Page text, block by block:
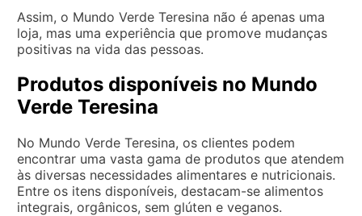
Assim, o Mundo Verde Teresina não é apenas uma
loja, mas uma experiência que promove mudanças
positivas na vida das pessoas.
Produtos disponíveis no Mundo
Verde Teresina
No Mundo Verde Teresina, os clientes podem
encontrar uma vasta gama de produtos que atendem
às diversas necessidades alimentares e nutricionais.
Entre os itens disponíveis, destacam-se alimentos
integrais, orgânicos, sem glúten e veganos.